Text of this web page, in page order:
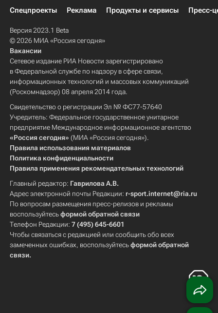
Спецпроекты
Реклама Продукты и сервисы Пресс-
Версия 2023.1 Beta
© 2026 МИА «Россия сегодня»
Вакансии
Сетевое издание РИА Новости зарегистрировано
в Федеральной службе по надзору в сфере связи,
информационных технологий и массовых коммуникаций
(Роскомнадзор) 08 апреля 2014 года.
Свидетельство о регистрации Эл № ФС77-57640
Учредитель: Федеральное государственное унитарное
предприятие Международное информационное агентство
«Россия сегодня» (МИА «Россия сегодня»).
Правила использования материалов
Политика конфиденциальности
Правила применения рекомендательных технологий
Главный редактор: Гаврилова А.В.
Адрес электронной почты Редакции: r-sport.internet@ria.ru
По вопросам размещения пресс-релизов и рекламы
воспользуйтесьформой обратной связи
Телефон Редакции: 7 (495) 645-6601
Чтобы связаться с редакцией или сообщить обо всех
замеченных ошибках, воспользуйтесьформой обратной
связи.